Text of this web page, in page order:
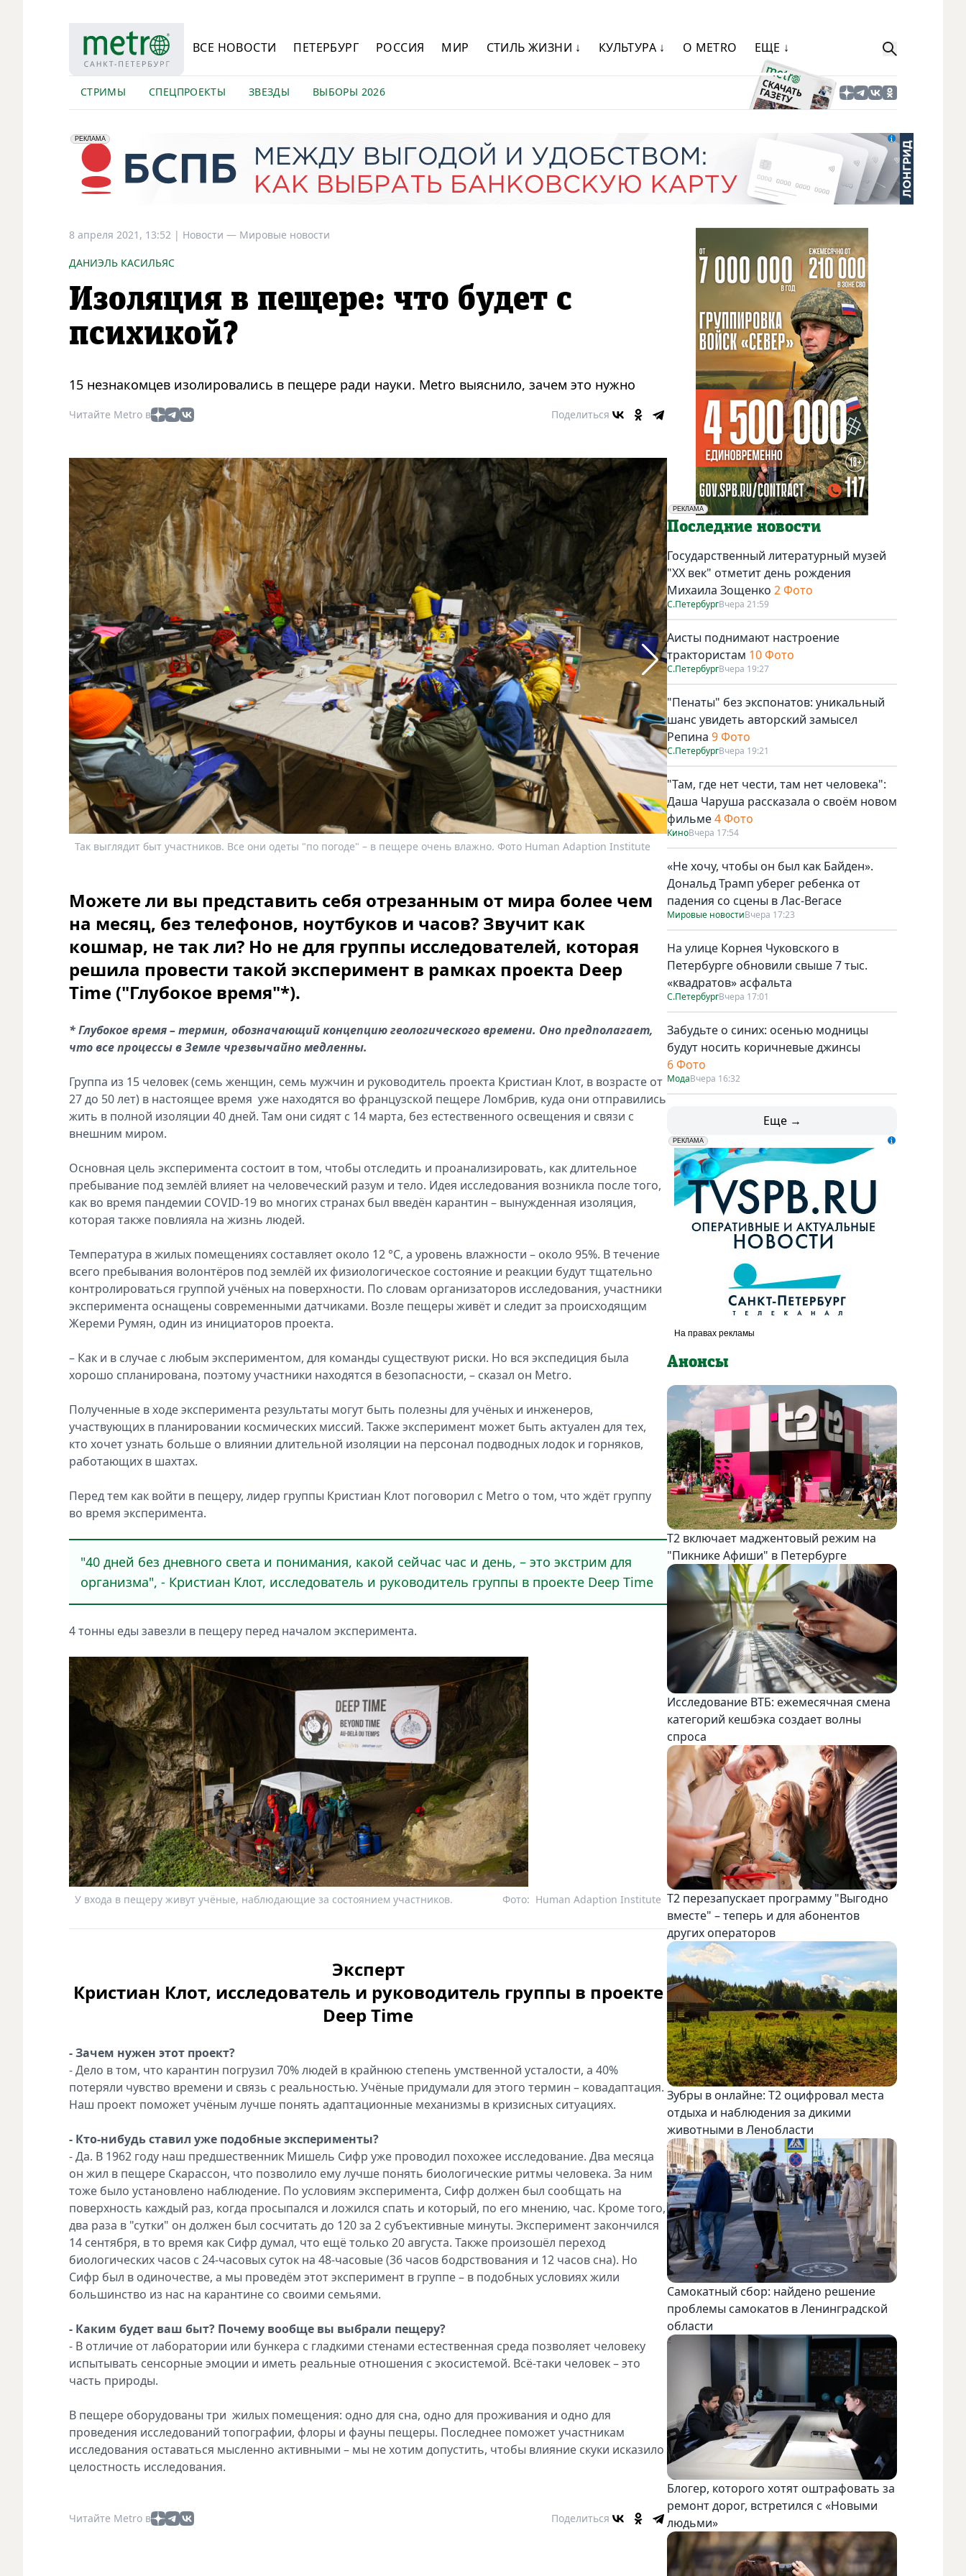
ВСЕ НОВОСТИ ПЕТЕРБУРГ РОССИЯ МИР СТИЛЬ ЖИЗНИ ↓ КУЛЬТУРА ↓ О METRO ЕЩЕ ↓
СТРИМЫ СПЕЦПРОЕКТЫ ЗВЕЗДЫ ВЫБОРЫ 2026
erid: 2VfnxyFybV5
РЕКЛАМА
ПАО "Банк "Санкт-Петербург", ИНН: 7831000027
8 апреля 2021, 13:52 | Новости — Мировые новости
ДАНИЭЛЬ КАСИЛЬЯС
Изоляция в пещере: что будет с
психикой?
15 незнакомцев изолировались в пещере ради науки. Metro выяснило, зачем это нужно
Читайте Metro в Поделиться
Так выглядит быт участников. Все они одеты "по погоде" – в пещере очень влажно. Фото Human Adaption Institute У входа в пещеру живут учёные, наблюдающие за
Можете ли вы представить себя отрезанным от мира более чем
на месяц, без телефонов, ноутбуков и часов? Звучит как
кошмар, не так ли? Но не для группы исследователей, которая
решила провести такой эксперимент в рамках проекта Deep
Time ("Глубокое время"*).
* Глубокое время – термин, обозначающий концепцию геологического времени. Оно предполагает,
что все процессы в Земле чрезвычайно медленны.
Группа из 15 человек (семь женщин, семь мужчин и руководитель проекта Кристиан Клот, в возрасте от
27 до 50 лет) в настоящее время уже находятся во французской пещере Ломбрив, куда они отправились
жить в полной изоляции 40 дней. Там они сидят с 14 марта, без естественного освещения и связи с
внешним миром.
Основная цель эксперимента состоит в том, чтобы отследить и проанализировать, как длительное
пребывание под землёй влияет на человеческий разум и тело. Идея исследования возникла после того,
как во время пандемии COVID-19 во многих странах был введён карантин – вынужденная изоляция,
которая также повлияла на жизнь людей.
Температура в жилых помещениях составляет около 12 °C, а уровень влажности – около 95%. В течение
всего пребывания волонтёров под землёй их физиологическое состояние и реакции будут тщательно
контролироваться группой учёных на поверхности. По словам организаторов исследования, участники
эксперимента оснащены современными датчиками. Возле пещеры живёт и следит за происходящим
Жереми Румян, один из инициаторов проекта.
– Как и в случае с любым экспериментом, для команды существуют риски. Но вся экспедиция была
хорошо спланирована, поэтому участники находятся в безопасности, – сказал он Metro.
Полученные в ходе эксперимента результаты могут быть полезны для учёных и инженеров,
участвующих в планировании космических миссий. Также эксперимент может быть актуален для тех,
кто хочет узнать больше о влиянии длительной изоляции на персонал подводных лодок и горняков,
работающих в шахтах.
Перед тем как войти в пещеру, лидер группы Кристиан Клот поговорил с Metro о том, что ждёт группу
во время эксперимента.
"40 дней без дневного света и понимания, какой сейчас час и день, – это экстрим для
организма", - Кристиан Клот, исследователь и руководитель группы в проекте Deep Time
4 тонны еды завезли в пещеру перед началом эксперимента.
У входа в пещеру живут учёные, наблюдающие за состоянием участников. Human Adaption Institute
Фото:
Эксперт
Кристиан Клот, исследователь и руководитель группы в проекте
Deep Time
- Зачем нужен этот проект?
- Дело в том, что карантин погрузил 70% людей в крайнюю степень умственной усталости, а 40%
потеряли чувство времени и связь с реальностью. Учёные придумали для этого термин – ковадаптация.
Наш проект поможет учёным лучше понять адаптационные механизмы в кризисных ситуациях.
- Кто-нибудь ставил уже подобные эксперименты?
- Да. В 1962 году наш предшественник Мишель Сифр уже проводил похожее исследование. Два месяца
он жил в пещере Скарассон, что позволило ему лучше понять биологические ритмы человека. За ним
тоже было установлено наблюдение. По условиям эксперимента, Сифр должен был сообщать на
поверхность каждый раз, когда просыпался и ложился спать и который, по его мнению, час. Кроме того,
два раза в "сутки" он должен был сосчитать до 120 за 2 субъективные минуты. Эксперимент закончился
14 сентября, в то время как Сифр думал, что ещё только 20 августа. Также произошёл переход
биологических часов с 24-часовых суток на 48-часовые (36 часов бодрствования и 12 часов сна). Но
Сифр был в одиночестве, а мы проведём этот эксперимент в группе – в подобных условиях жили
большинство из нас на карантине со своими семьями.
- Каким будет ваш быт? Почему вообще вы выбрали пещеру?
- В отличие от лаборатории или бункера с гладкими стенами естественная среда позволяет человеку
испытывать сенсорные эмоции и иметь реальные отношения с экосистемой. Всё-таки человек – это
часть природы.
В пещере оборудованы три жилых помещения: одно для сна, одно для проживания и одно для
проведения исследований топографии, флоры и фауны пещеры. Последнее поможет участникам
исследования оставаться мысленно активными – мы не хотим допустить, чтобы влияние скуки исказило
целостность исследования.
Читайте Metro в Поделиться
РЕКЛАМА
Социальная реклама
Последние новости
Государственный литературный музей
"ХХ век" отметит день рождения
Михаила Зощенко 2 Фото
С.ПетербургВчера 21:59
Аисты поднимают настроение
трактористам 10 Фото
С.ПетербургВчера 19:27
"Пенаты" без экспонатов: уникальный
шанс увидеть авторский замысел
Репина 9 Фото
С.ПетербургВчера 19:21
"Там, где нет чести, там нет человека":
Даша Чаруша рассказала о своём новом
фильме4 Фото
КиноВчера 17:54
«Не хочу, чтобы он был как Байден».
Дональд Трамп уберег ребенка от
падения со сцены в Лас-Вегасе
Мировые новостиВчера 17:23
На улице Корнея Чуковского в
Петербурге обновили свыше 7 тыс.
«квадратов» асфальта
С.ПетербургВчера 17:01
Забудьте о синих: осенью модницы
будут носить коричневые джинсы
6 Фото
МодаВчера 16:32
Еще →
erid: LdtCK5udn
РЕКЛАМА
АО "ГАТР", ИНН: 7841320717
Анонсы
Т2 включает маджентовый режим на
"Пикнике Афиши" в Петербурге
Исследование ВТБ: ежемесячная смена
категорий кешбэка создает волны
спроса
Т2 перезапускает программу "Выгодно
вместе" – теперь и для абонентов
других операторов
Зубры в онлайне: Т2 оцифровал места
отдыха и наблюдения за дикими
животными в Ленобласти
Самокатный сбор: найдено решение
проблемы самокатов в Ленинградской
области
Блогер, которого хотят оштрафовать за
ремонт дорог, встретился с «Новыми
людьми»